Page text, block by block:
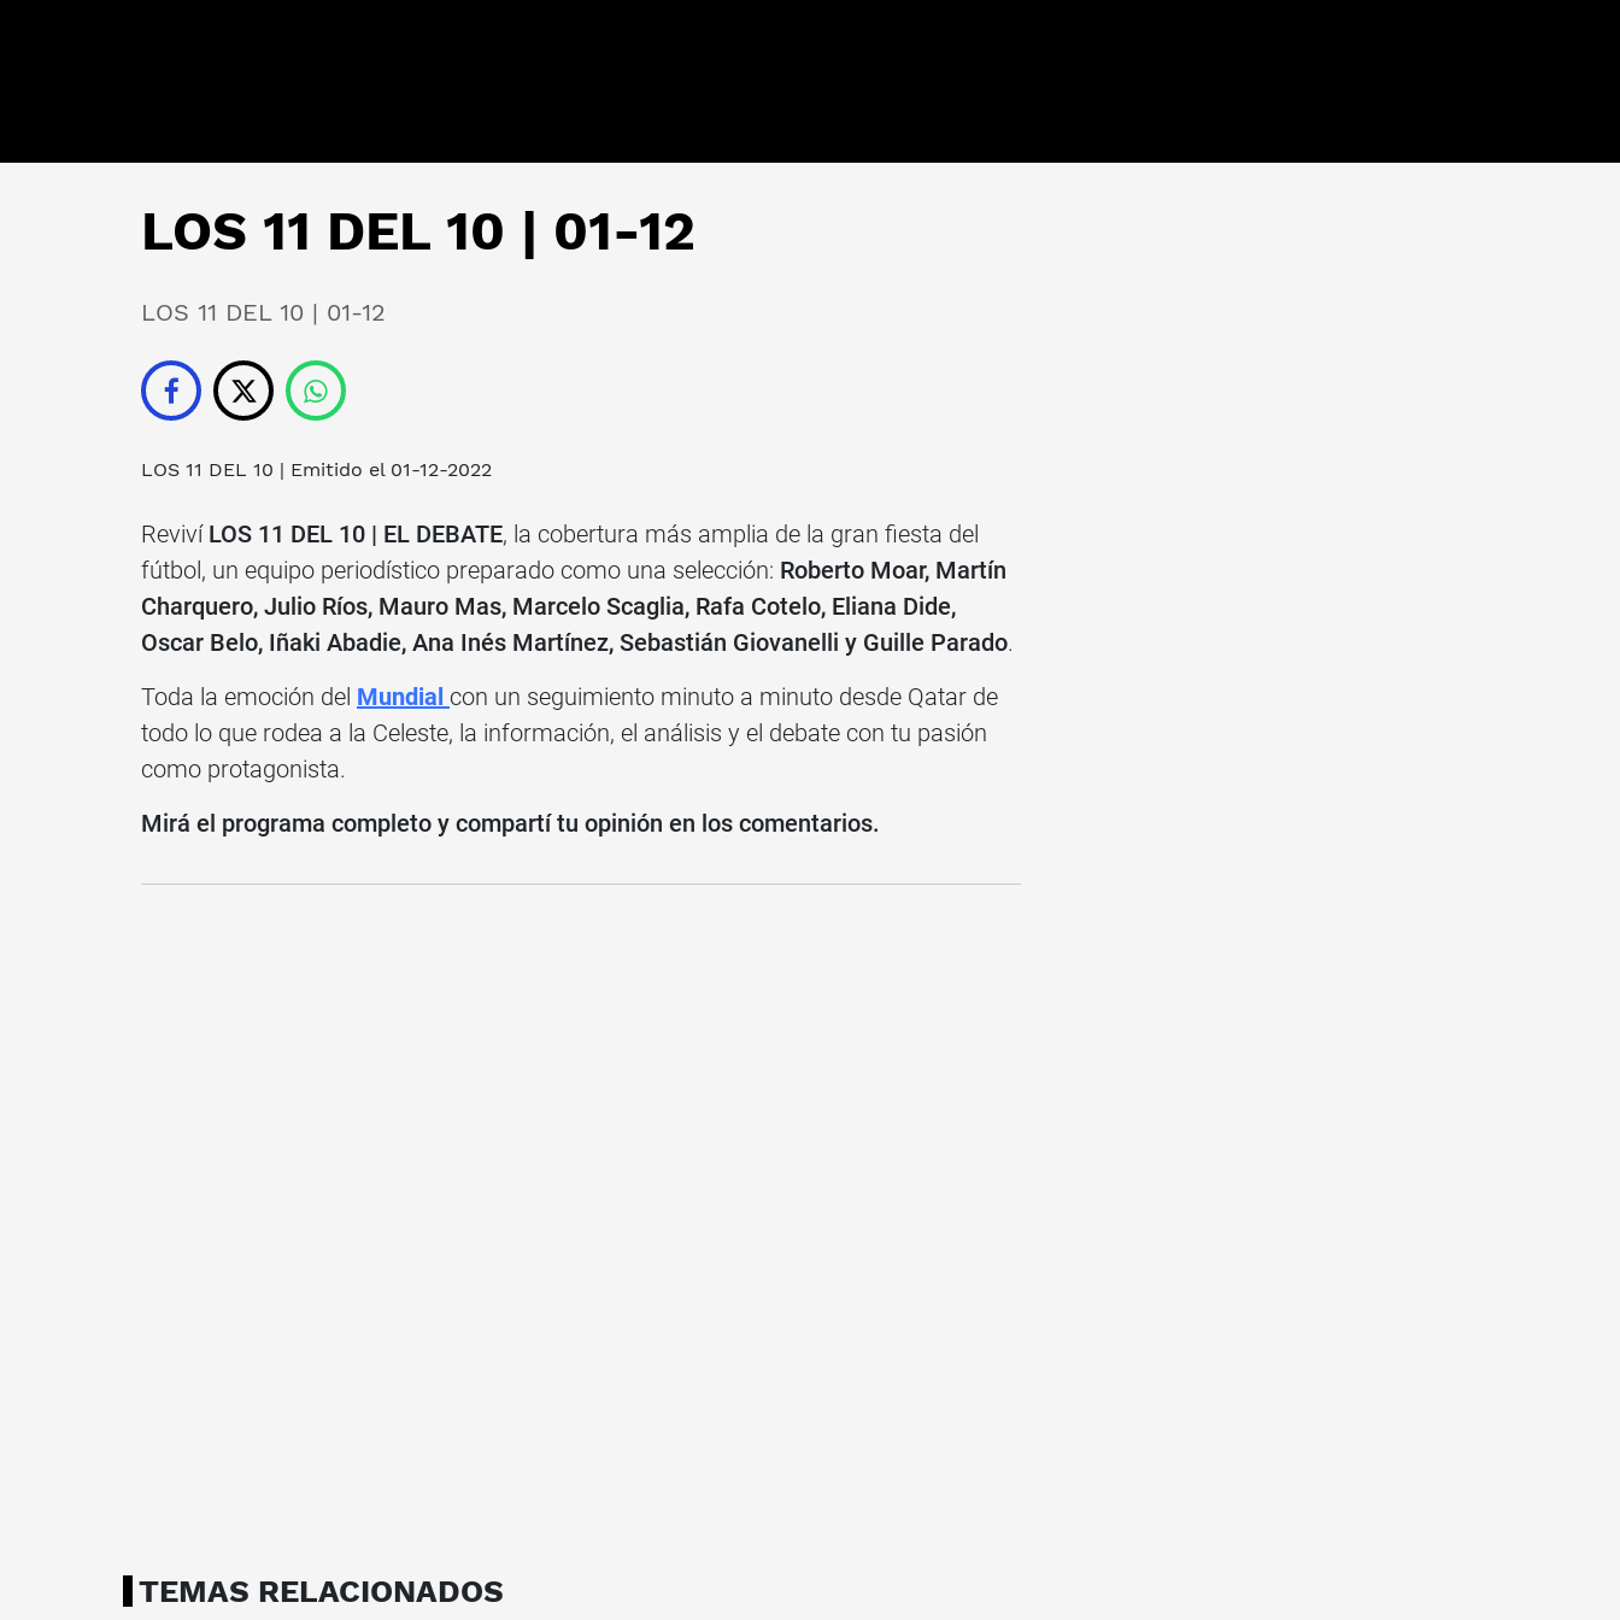
LOS 11 DEL 10 | 01-12
LOS 11 DEL 10 | 01-12
LOS 11 DEL 10 | Emitido el 01-12-2022
Reviví LOS 11 DEL 10 | EL DEBATE, la cobertura más amplia de la gran fiesta del
fútbol, un equipo periodístico preparado como una selección: Roberto Moar, Martín
Charquero, Julio Ríos, Mauro Mas, Marcelo Scaglia, Rafa Cotelo, Eliana Dide,
Oscar Belo, Iñaki Abadie, Ana Inés Martínez, Sebastián Giovanelli y Guille Parado.
Toda la emoción del Mundial con un seguimiento minuto a minuto desde Qatar de
todo lo que rodea a la Celeste, la información, el análisis y el debate con tu pasión
como protagonista.
Mirá el programa completo y compartí tu opinión en los comentarios.
TEMAS RELACIONADOS